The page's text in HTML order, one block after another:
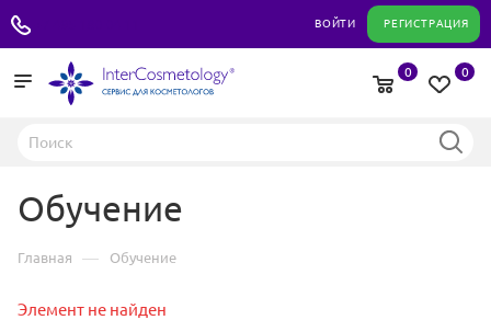
ВОЙТИ РЕГИСТРАЦИЯ
0
0
Обучение
Главная — Обучение
Элемент не найден